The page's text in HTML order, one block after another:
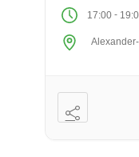
17:00-